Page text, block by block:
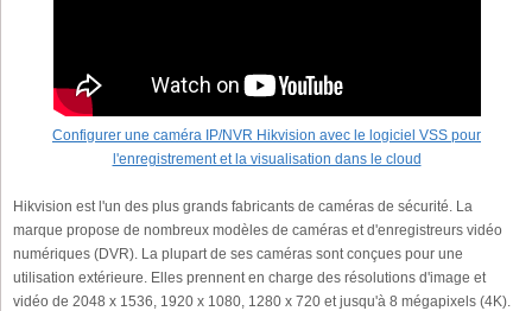
Configurer une caméra IP/NVR Hikvision avec le logiciel VSS pour
l'enregistrement et la visualisation dans le cloud
Hikvision est l'un des plus grands fabricants de caméras de sécurité. La
marque propose de nombreux modèles de caméras et d'enregistreurs vidéo
numériques (DVR). La plupart de ses caméras sont conçues pour une
utilisation extérieure. Elles prennent en charge des résolutions d'image et
vidéo de 2048 x 1536, 1920 x 1080, 1280 x 720 et jusqu'à 8 mégapixels (4K).